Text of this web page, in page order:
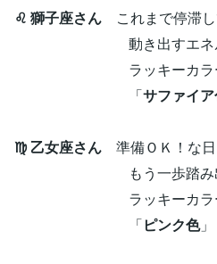
♌ 獅子座さん これまで停滞
動き出すエネル
ラッキーカラー・
「サファイ
♍ 乙女座さん 準備ＯＫ！な日
もう一歩踏み出し
ラッキーカラー・
「ピンク色